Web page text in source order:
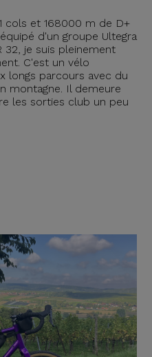
cols et 168000 m de D+
d'un groupe Ultegra
32, je suis pleinement
C'est un vélo
longs parcours avec du
montagne. Il demeure
les sorties club un peu